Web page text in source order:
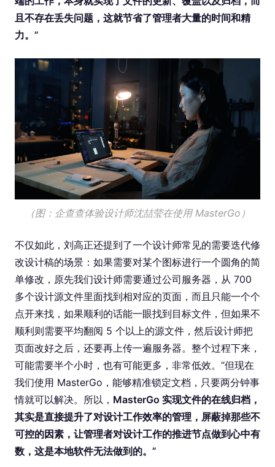
且不存在丢失问题，这就节省了管理者大量的时间和精
力。”
（图：企查查体验设计师沈喆莹在使用 MasterGo）
不仅如此，刘高正还提到了一个设计师常见的需要迭代修
改设计稿的场景：如果需要对某个图标进行一个圆角的简
单修改，原先我们设计师需要通过公司服务器，从 700
多个设计源文件里面找到相对应的页面，而且只能一个个
点开来找，如果顺利的话能一眼找到目标文件，但如果不
顺利则需要平均翻阅 5 个以上的源文件，然后设计师把
页面改好之后，还要再上传一遍服务器。整个过程下来，
可能需要半个小时，也有可能更多，非常低效。“但现在
我们使用 MasterGo，能够精准锁定文档，只要两分钟事
情就可以解决。所以， MasterGo 实现文件的在线归档，
其实是直接提升了对设计工作效率的管理，屏蔽掉那些不
可控的因素，让管理者对设计工作的推进节点做到心中有
数，这是本地软件无法做到的。”